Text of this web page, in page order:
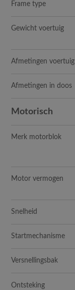
Frame type
Gewicht voertuig
Afmetingen voertuig
Afmetingen in doos
Motorisch
Merk motorblok
Motor vermogen
Snelheid
Startmechanisme
Versnellingsbak
Ontsteking